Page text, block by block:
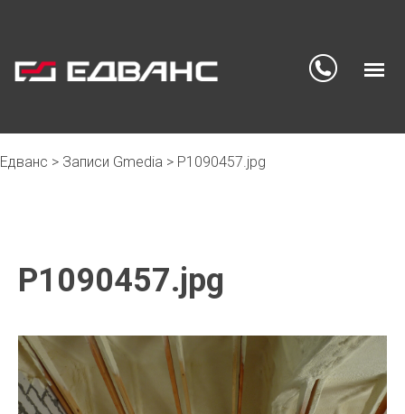
Skip
Едванс > Записи Gmedia > P1090457.jpg
P1090457.jpg